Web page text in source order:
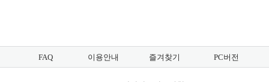
FAQ 이용안내 즐겨찾기 PC버전